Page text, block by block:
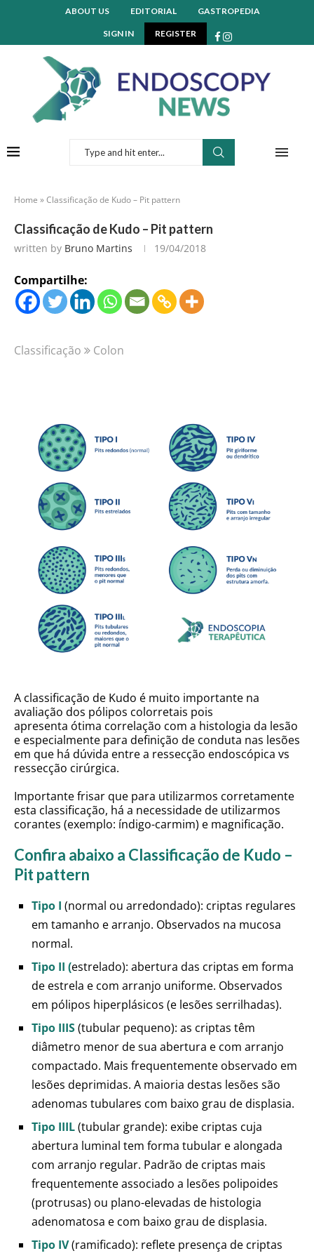
ABOUT US EDITORIAL GASTROPEDIA
SIGN IN REGISTER
Home »Classificação de Kudo – Pit pattern
Classificação de Kudo – Pit pattern
written by Bruno Martins 19/04/2018
Compartilhe:
Classificação Colon
A classificação de Kudo é muito importante na
avaliação dos pólipos colorretais pois
apresenta ótima correlação com a histologia da lesão
e especialmente para definição de conduta nas lesões
em que há dúvida entre a ressecção endoscópica vs
ressecção cirúrgica.
Importante frisar que para utilizarmos corretamente
esta classificação, há a necessidade de utilizarmos
corantes (exemplo: índigo-carmim) e magnificação.
Confira abaixo a Classificação de Kudo –
Pit pattern
Tipo I (normal ou arredondado): criptas regulares
em tamanho e arranjo. Observados na mucosa
normal.
Tipo II (estrelado): abertura das criptas em forma
de estrela e com arranjo uniforme. Observados
em pólipos hiperplásicos (e lesões serrilhadas).
Tipo IIIS(tubular pequeno): as criptas têm
diâmetro menor de sua abertura e com arranjo
compactado. Mais frequentemente observado em
lesões deprimidas. A maioria destas lesões são
adenomas tubulares com baixo grau de displasia.
Tipo IIIL(tubular grande): exibe criptas cuja
abertura luminal tem forma tubular e alongada
com arranjo regular. Padrão de criptas mais
frequentemente associado a lesões polipoides
(protrusas) ou plano-elevadas de histologia
adenomatosa e com baixo grau de displasia.
Tipo IV(ramificado): reflete presença de criptas